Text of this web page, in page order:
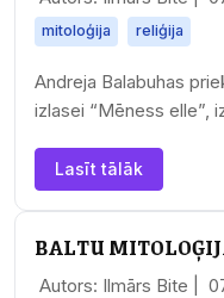
mitoloģija
reliģija
Andreja Balabuhas
izlasei “Mēness elle”,
Lasīt tālāk
BALTU
Autors: Ilmārs Bite |